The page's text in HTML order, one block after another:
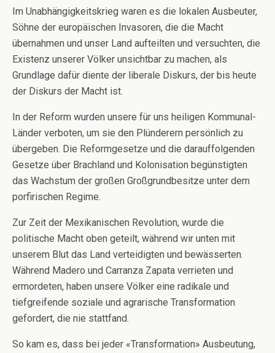
Im Unabhängigkeitskrieg waren es die lokalen Ausbeuter,
Söhne der europäischen Invasoren, die die Macht
übernahmen und unser Land aufteilten und versuchten, die
Existenz unserer Völker unsichtbar zu machen, als
Grundlage dafür diente der liberale Diskurs, der bis heute
der Diskurs der Macht ist.
In der Reform wurden unsere für uns heiligen Kommunal-
Länder verboten, um sie den Plünderern persönlich zu
übergeben. Die Reformgesetze und die darauffolgenden
Gesetze über Brachland und Kolonisation begünstigten
das Wachstum der großen Großgrundbesitze unter dem
porfirischen Regime.
Zur Zeit der Mexikanischen Revolution, wurde die
politische Macht oben geteilt, während wir unten mit
unserem Blut das Land verteidigten und bewässerten.
Während Madero und Carranza Zapata verrieten und
ermordeten, haben unsere Völker eine radikale und
tiefgreifende soziale und agrarische Transformation
gefordert, die nie stattfand.
So kam es, dass bei jeder «Transformation» Ausbeutung,